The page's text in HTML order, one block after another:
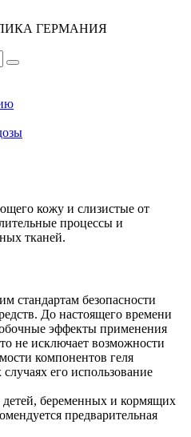
ГЕРМАНИЯ
кожу и слизистые от
процессы и
тканей.
стандартам безопасности
До настоящего времени
эффекты применения
не исключает возможности
компонентов геля
его использование
беременных и кормящих
предварительная